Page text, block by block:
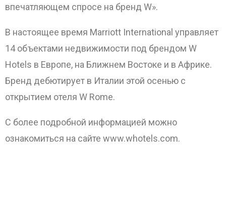
впечатляющем спросе на бренд W».
В настоящее время Marriott International управляет
14 объектами недвижимости под брендом W
Hotels в Европе, на Ближнем Востоке и в Африке.
Бренд дебютирует в Италии этой осенью с
открытием отеля W Rome.
С более подробной информацией можно
ознакомиться на сайте www.whotels.com.